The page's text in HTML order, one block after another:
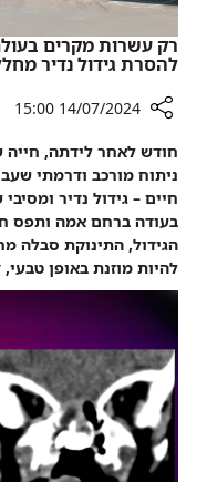
רק עשרות מקרים
להסרת גידול נדיר
שיתוף
רק
עשרות
מקרים
בעולם:
בת
ברמב"ם
להסרת
גידול
נדיר
מחלל
הפה
14/07/2024 15:00
חודש לאחר לידתה, חייה
ניתוח מורכב ודרמתי
חיים – גידול נדיר
בעודה ברחם אמה ותפס
הגידול, התינוקת סבלה
להיות מוזנת באופן